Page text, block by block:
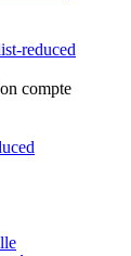
compte